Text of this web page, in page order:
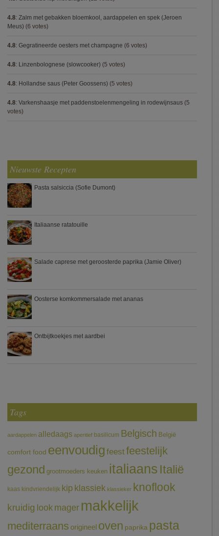
4.8: Zalm met gebakken bloemkool, aardappelen en spek (Jeroen
Meus) (6 votes)
4.8: Gegratineerde oesters met champagne (6 votes)
4.8: Linzenbolognese (slowcooker) (5 votes)
4.8: Hollandse saus (Peter Goossens) (5 votes)
4.8: Varkenshaasje met paddenstoelenmengeling in rodewijnsaus (5
votes)
Nieuwste Recepten
Pasta salsiccia (Sofie Dumont)
Italiaanse ratatouille
Salade caprese met geroosterde paprika (Jamie Oliver)
Oosterse komkommersalade met ananas
Ontbijtkoekjes met aardbei
Tags
aardappelen alledaags aperitief basilicum Belgisch België
comfort food eenvoudig feestfeestelijk
gezond grootmoeders keuken italiaans Italië
kaas kindvriendelijk kip klassiek klassieker knoflook
kruidig look mager makkelijk
mediterraans origineel oven paprika pasta